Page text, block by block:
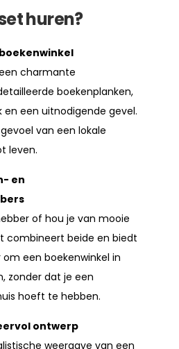
huren?
charmante
boekenplanken,
en een uitnodigende gevel.
van een lokale
leven.
en
of hou je van mooie
combineert beide en biedt
een boekenwinkel in
zonder dat je een
hoeft te hebben.
ontwerp
weergave van een